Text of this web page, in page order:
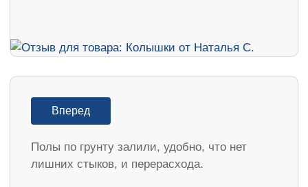
Вперед
Полы по грунту залили, удобно, что нет
лишних стыков, и перерасхода.